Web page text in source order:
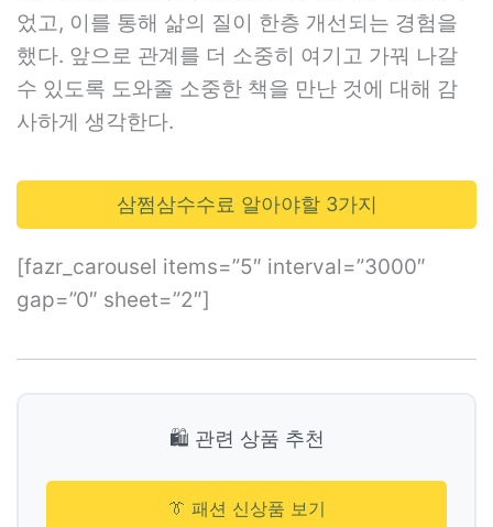
었고, 이를 통해 삶의 질이 한층 개선되는 경험을
했다. 앞으로 관계를 더 소중히 여기고 가꿔 나갈
수 있도록 도와줄 소중한 책을 만난 것에 대해 감
사하게 생각한다.
삼쩜삼수수료 알아야할 3가지
[fazr_carousel items=”5″ interval=”3000″
gap=”0″ sheet=”2″]
🛍️ 관련 상품 추천
👔 패션 신상품 보기